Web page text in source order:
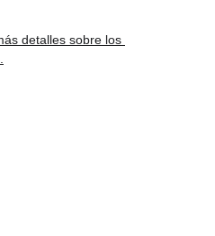
detalles sobre los